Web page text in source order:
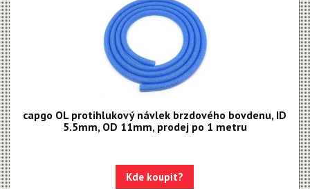
capgo OL protihlukový návlek brzdového bovdenu, ID
5.5mm, OD 11mm, prodej po 1 metru
Kde koupit?